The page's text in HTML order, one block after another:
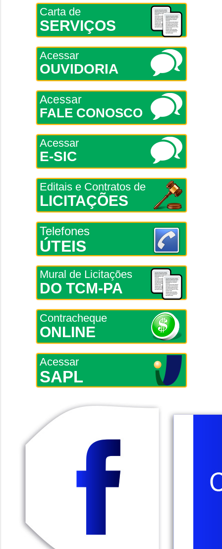
Carta de
SERVIÇOS
Acessar
OUVIDORIA
Acessar
FALE CONOSCO
Acessar
E-SIC
Editais e Contratos de
LICITAÇÕES
Telefones
ÚTEIS
Mural de Licitações
DO TCM-PA
Contracheque
ONLINE
Acessar
SAPL